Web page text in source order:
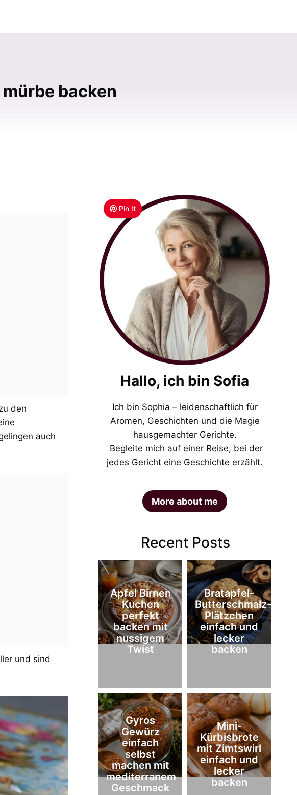
backen
den
auch
und sind
Pin It
Hallo, ich bin Sofia
Ich bin Sophia – leidenschaftlich für
Aromen, Geschichten und die Magie
hausgemachter Gerichte.
Begleite mich auf einer Reise, bei der
jedes Gericht eine Geschichte erzählt.
More about me
Recent Posts
Apfel Birnen
Kuchen
perfekt
backen mit
nussigem
Twist
Bratapfel-
Butterschmalz-
Plätzchen
einfach und
lecker
backen
Gyros
Gewürz
einfach
selbst
machen mit
mediterranem
Geschmack
Mini-
Kürbisbrote
mit Zimtswirl
einfach und
lecker
backen